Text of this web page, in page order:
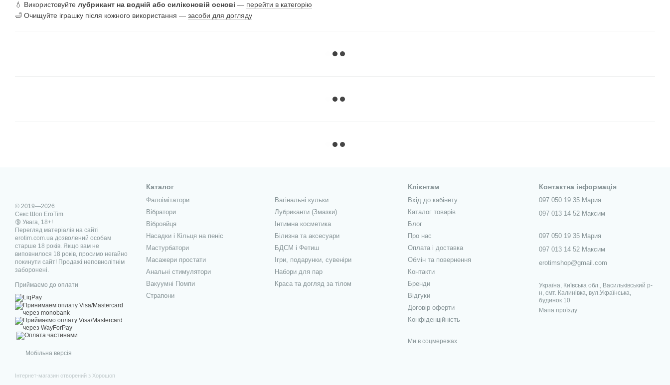
💧 Використовуйте лубрикант на водній або силіконовій основі — перейти в категорію
🛁 Очищуйте іграшку після кожного використання — засоби для догляду
© 2019—2026
Секс Шоп EroTim
🔞 Увага, 18+!
Перегляд матеріалів на сайті
erotim.com.ua дозволений особам
старше 18 років. Якщо вам не
виповнилося 18 років, просимо негайно
покинути сайт! Продажі неповнолітнім
заборонені.
Приймаємо до оплати
Мобільна версія
Інтернет-магазин створений з Хорошоп
Каталог
Фалоімітатори
Вібратори
Віброяйця
Насадки і Кільця на пеніс
Мастурбатори
Масажери простати
Анальні стимулятори
Вакуумні Помпи
Страпони
Вагінальні кульки
Лубриканти (Змазки)
Інтимна косметика
Білизна та аксесуари
БДСМ і Фетиш
Ігри, подарунки, сувеніри
Набори для пар
Краса та догляд за тілом
Клієнтам
Вхід до кабінету
Каталог товарів
Блог
Про нас
Оплата і доставка
Обмін та повернення
Контакти
Бренди
Відгуки
Договір оферти
Конфіденційність
Ми в соцмережах
Контактна інформація
097 050 19 35 Мария
097 013 14 52 Максим
097 050 19 35 Мария
097 013 14 52 Максим
erotimshop@gmail.com
Україна, Київська обл., Васильківський р-
н, смт. Калинівка, вул.Українська,
будинок 10
Мапа проїзду